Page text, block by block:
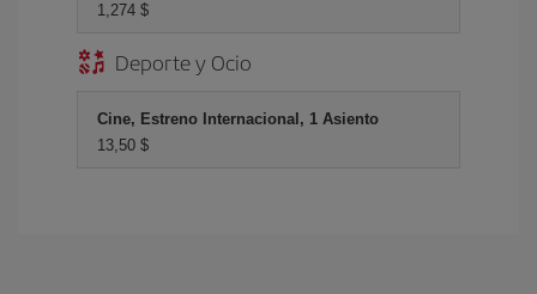
1,274 $
Deporte y Ocio
Cine, Estreno Internacional, 1 Asiento
13,50 $